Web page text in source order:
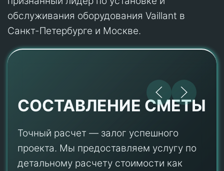
обслуживания оборудования Vaillant в
Санкт-Петербурге и Москве.
СОСТАВЛЕНИЕ СМЕТЫ
Точный расчет — залог успешного
проекта. Мы предоставляем услугу по
детальному расчету стоимости как